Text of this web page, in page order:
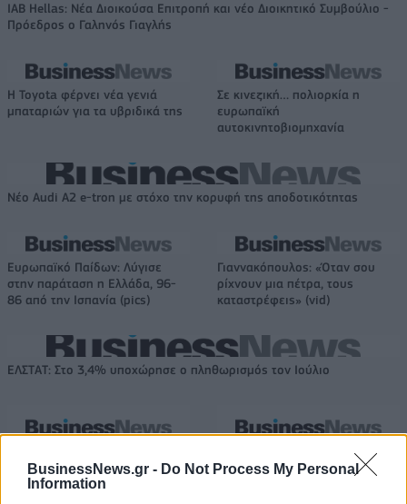
BusinessNews.gr - Do Not Process My Personal
Information
IAB Hellas: Νέα Διοικούσα Επιτροπή και νέο Διοικητικό Συμβούλιο -
Πρόεδρος ο Γαληνός Γιαγλής
Η Toyota φέρνει νέα γενιά
μπαταριών για τα υβριδικά της
Σε κινεζική… πολιορκία η
ευρωπαϊκή
αυτοκινητοβιομηχανία
Νέο Audi A2 e-tron με στόχο την κορυφή της αποδοτικότητας
Ευρωπαϊκό Παίδων: Λύγισε
στην παράταση η Ελλάδα, 96-
86 από την Ισπανία (pics)
Γιαννακόπουλος: «Όταν σου
ρίχνουν μια πέτρα, τους
καταστρέφεις» (vid)
ΕΛΣΤΑΤ: Στο 3,4% υποχώρησε ο πληθωρισμός τον Ιούλιο
Χρηματοδότηση 8 εκατ. ευρώ
σε 843 μέσα ενημέρωσης-
Metlen: Ρεκόρ EBITDA στο α'
εξάμηνο, στα 550 εκατ. ευρώ –